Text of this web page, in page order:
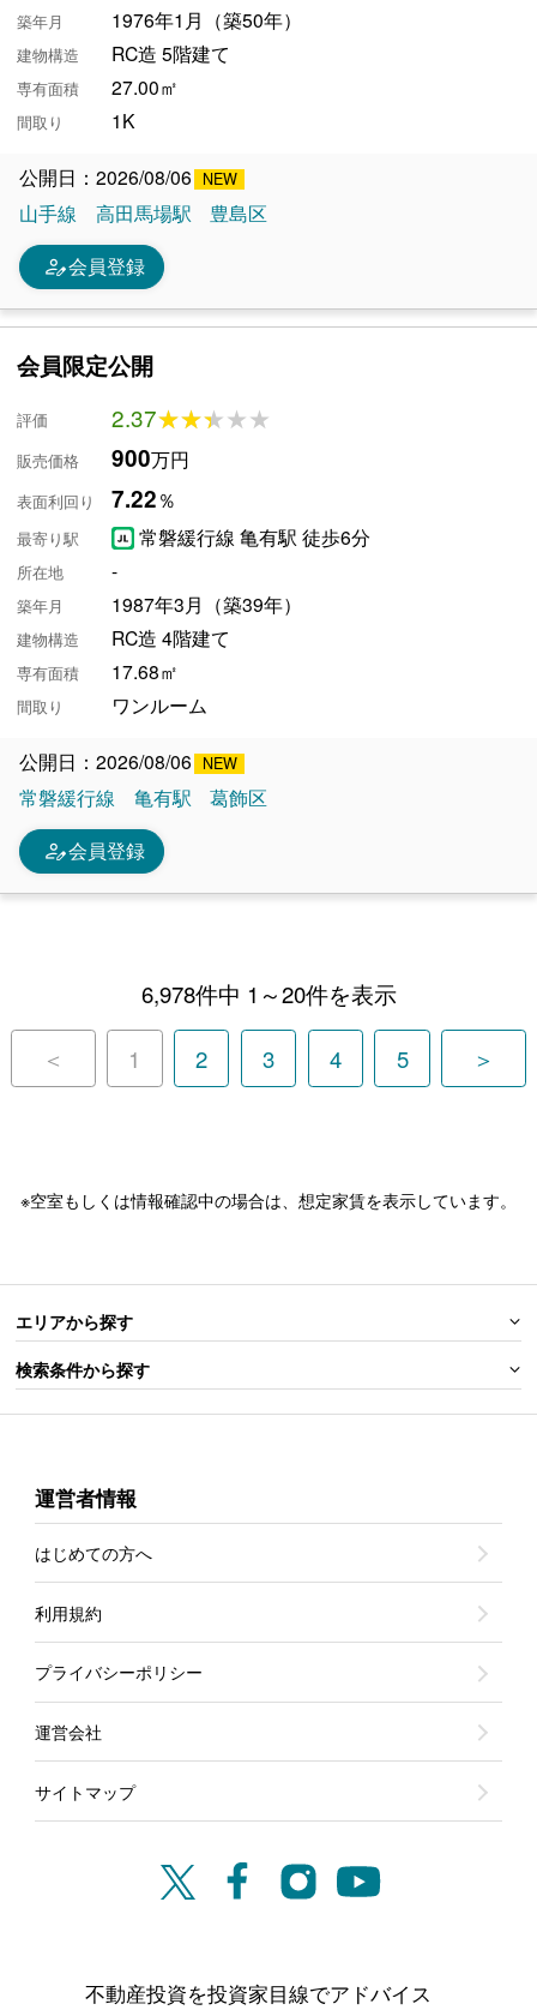
築年月 1976年1月（築50年）
建物構造 RC造 5階建て
専有面積 27.00㎡
間取り 1K
公開日：2026/08/06
山手線
高田馬場駅 豊島区
person_edit会員登録
会員限定公開
評価 2.37★★★★★
★★★★★
販売価格 900万円
表面利回り 7.22％
最寄り駅 常磐緩行線 亀有駅 徒歩6分
所在地 -
築年月 1987年3月（築39年）
建物構造 RC造 4階建て
専有面積 17.68㎡
間取り ワンルーム
公開日：2026/08/06
常磐緩行線
亀有駅 葛飾区
person_edit会員登録
6,978件中 1～20件を表示
＜ 1 2 3 4 5 ＞
※空室もしくは情報確認中の場合は、想定家賃を表示しています。
エリアから探す
検索条件から探す
運営者情報
はじめての方へ
利用規約
プライバシーポリシー
運営会社
サイトマップ
不動産投資を投資家目線でアドバイス